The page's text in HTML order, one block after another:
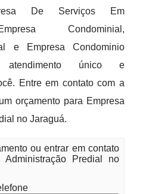
De Serviços Em
Condominial,
e Empresa Condominio
atendimento único e
Entre em contato com a
orçamento para Empresa
no Jaraguá.
ou entrar em contato
Predial no